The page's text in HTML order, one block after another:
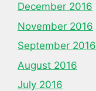
December 2016
November 2016
September 2016
August 2016
July 2016